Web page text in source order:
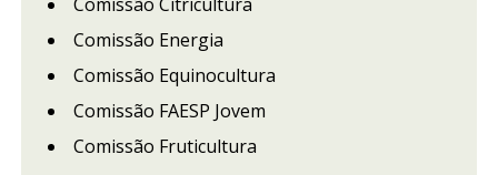
Comissão Energia
Comissão Equinocultura
Comissão FAESP Jovem
Comissão Fruticultura